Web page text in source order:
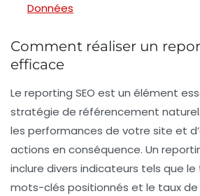
Données
Comment réaliser un
efficace
Le reporting SEO est un élément
stratégie de référencement naturel
les performances de votre site et
actions en conséquence. Un
inclure divers indicateurs tels que
mots-clés positionnés et le taux de